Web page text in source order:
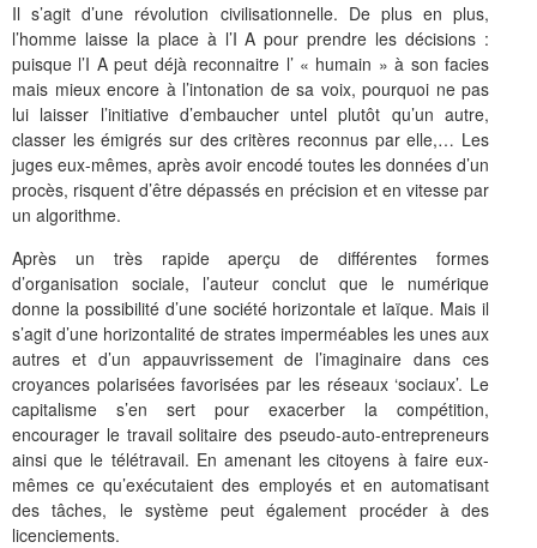
Il s’agit d’une révolution civilisationnelle. De plus en plus,
l’homme laisse la place à l’I A pour prendre les décisions :
puisque l’I A peut déjà reconnaitre l’ « humain » à son facies
mais mieux encore à l’intonation de sa voix, pourquoi ne pas
lui laisser l’initiative d’embaucher untel plutôt qu’un autre,
classer les émigrés sur des critères reconnus par elle,… Les
juges eux-mêmes, après avoir encodé toutes les données d’un
procès, risquent d’être dépassés en précision et en vitesse par
un algorithme.
Après un très rapide aperçu de différentes formes
d’organisation sociale, l’auteur conclut que le numérique
donne la possibilité d’une société horizontale et laïque. Mais il
s’agit d’une horizontalité de strates imperméables les unes aux
autres et d’un appauvrissement de l’imaginaire dans ces
croyances polarisées favorisées par les réseaux ‘sociaux’. Le
capitalisme s’en sert pour exacerber la compétition,
encourager le travail solitaire des pseudo-auto-entrepreneurs
ainsi que le télétravail. En amenant les citoyens à faire eux-
mêmes ce qu’exécutaient des employés et en automatisant
des tâches, le système peut également procéder à des
licenciements.